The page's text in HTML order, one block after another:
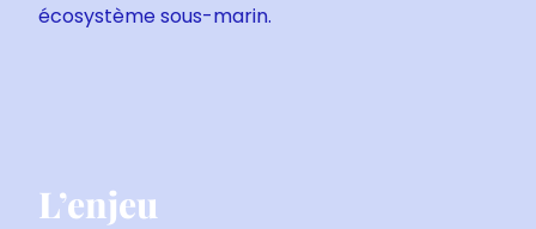
écosystème sous-marin.
L’enjeu